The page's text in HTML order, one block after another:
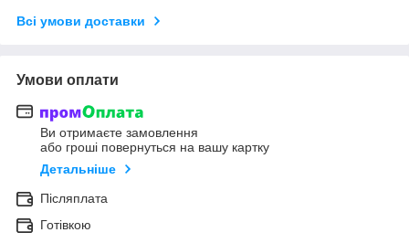
Всі умови доставки
Умови оплати
Ви отримаєте замовлення
або гроші повернуться на вашу картку
Детальніше
Післяплата
Готівкою